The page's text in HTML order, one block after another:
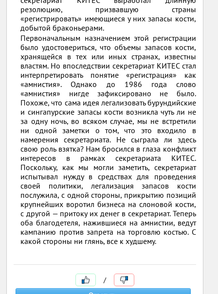
резолюцию, призвавшую страны
«регистрировать» имеющиеся у них запасы кости,
добытой браконьерами.
Первоначальным назначением этой регистрации
было удостовериться, что объемы запасов кости,
хранящейся в тех или иных странах, известны
властям. Но впоследствии секретариат КИТЕС стал
интерпретировать понятие «регистрация» как
«амнистия». Однако до 1986 года слово
«амнистия» нигде зафиксировано не было.
Похоже, что сама идея легализовать бурундийские
и сингапурские запасы кости возникла чуть ли не
за одну ночь, во всяком случае, мы не встретили
ни одной заметки о том, что это входило в
намерения секретариата. Не сыграла ли здесь
свою роль взятка? Нам бросился в глаза конфликт
интересов в рамках секретариата КИТЕС.
Поскольку, как мы могли заметить, секретариат
испытывал нужду в средствах для проведения
своей политики, легализация запасов кости
послужила, с одной стороны, прикрытию позиций
крупнейших воротил бизнеса на слоновой кости,
с другой — притоку их денег в секретариат. Теперь
оба благодетеля, нажившиеся на амнистии, ведут
кампанию против запрета на торговлю костью. С
какой стороны ни глянь, все к худшему.
/